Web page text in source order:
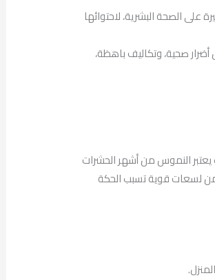
على الصحة البشرية، لاحتوائها
صحية، وتكاليف باهظة،
النموس من أشهر الحشرات
من لسعات قوية تسبب الحكة